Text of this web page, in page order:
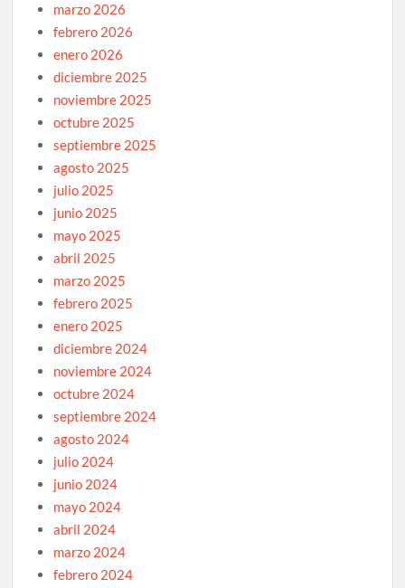
marzo 2026
febrero 2026
enero 2026
diciembre 2025
noviembre 2025
octubre 2025
septiembre 2025
agosto 2025
julio 2025
junio 2025
mayo 2025
abril 2025
marzo 2025
febrero 2025
enero 2025
diciembre 2024
noviembre 2024
octubre 2024
septiembre 2024
agosto 2024
julio 2024
junio 2024
mayo 2024
abril 2024
marzo 2024
febrero 2024